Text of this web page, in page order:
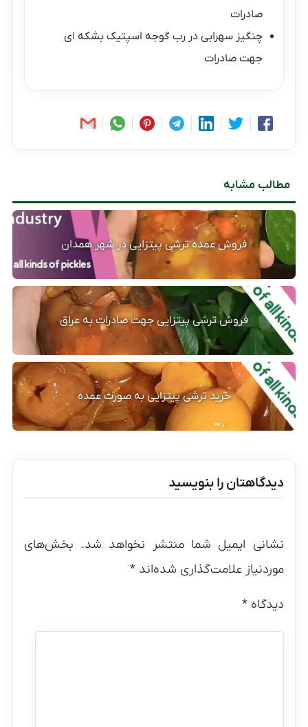
صادرات
چنگیز سهرابی دررب گوجه اسپتیک بشکه ای
جهت صادرات
مطالب مشابه
فروش عمده ترشی پیتزایی در شهر همدان
فروش ترشی پیتزایی جهت صادرات به عراق
خرید ترشی پیتزایی به صورت عمده
دیدگاهتان را بنویسید
نشانی ایمیل شما منتشر نخواهد شد. بخش‌های
موردنیاز علامت‌گذاری شده‌اند*
دیدگاه*